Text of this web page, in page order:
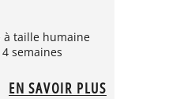
à taille humaine
semaines
EN SAVOIR PLUS